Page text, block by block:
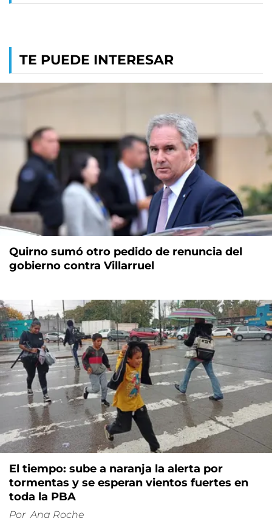
TE PUEDE INTERESAR
Quirno sumó otro pedido de renuncia del
gobierno contra Villarruel
El tiempo: sube a naranja la alerta por
tormentas y se esperan vientos fuertes en
toda la PBA
Por Ana Roche